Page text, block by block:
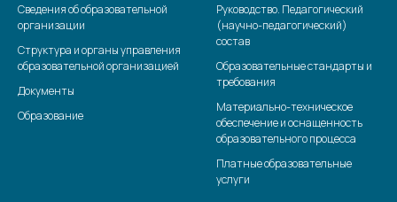
Сведения об образовательной
организации
Структура и органы управления
образовательной организацией
Документы
Образование
Руководство. Педагогический
(научно-педагогический)
состав
Образовательные стандарты и
требования
Материально-техническое
обеспечение и оснащенность
образовательного процесса
Платные образовательные
услуги